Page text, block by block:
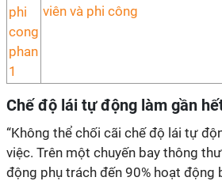
viên và phi công
Chế độ lái tự động làm gần
“Không thể chối cãi chế độ lái tự
việc. Trên một chuyến bay thông
động phụ trách đến 90% hoạt động